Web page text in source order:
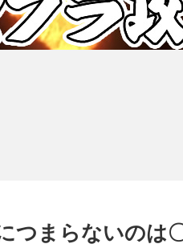
つまらないの